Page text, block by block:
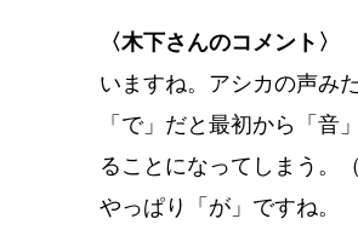
〈木下さんのコメント〉
いますね。アシカの声み
「で」だと最初から「音
ることになってしまう。
やっぱり「が」ですね。